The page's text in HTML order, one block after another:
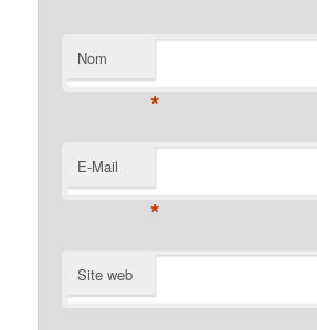
Nom
*
E-Mail
*
Site web